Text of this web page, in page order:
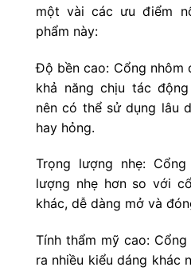
một vài các ưu điểm
phẩm này:
Độ bền cao: Cổng nhôm
khả năng chịu tác
nên có thể sử dụng lâu
hay hỏng.
Trọng lượng nhẹ:
lượng nhẹ hơn so với
khác, dễ dàng mở và
Tính thẩm mỹ cao:
ra nhiều kiểu dáng khác